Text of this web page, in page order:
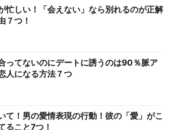
忙しい！「会えない」なら別れるのが正解
７つ！
ってないのにデートに誘うのは90％脈ア
人になる方法７つ
て！男の愛情表現の行動！彼の「愛」がこ
ること7つ！